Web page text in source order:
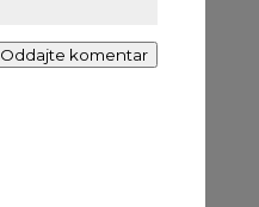
Oddajte komentar